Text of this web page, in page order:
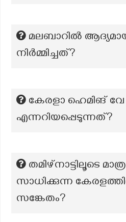
മലബാറിൽ
നിർമ്മിച്ചത്?
കേരളാ ഹെമിങ് വേ
എന്നറിയപ്പെടുന്നത്?
തമിഴ്നാട്ടിലൂടെ
സാധിക്കുന്ന
സങ്കേതം?